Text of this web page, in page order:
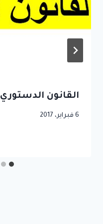
القانون الدستوري
6 فبراير، 2017